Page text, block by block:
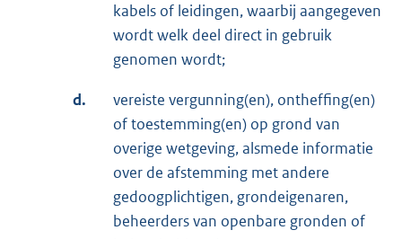
kabels of leidingen, waarbij aangegeven
wordt welk deel direct in gebruik
genomen wordt;
d.
vereiste vergunning(en), ontheffing(en)
of toestemming(en) op grond van
overige wetgeving, alsmede informatie
over de afstemming met andere
gedoogplichtigen, grondeigenaren,
beheerders van openbare gronden of